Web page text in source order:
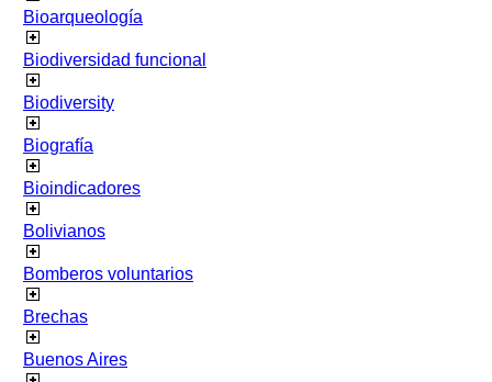
Bioarqueología
Biodiversidad funcional
Biodiversity
Biografía
Bioindicadores
Bolivianos
Bomberos voluntarios
Brechas
Buenos Aires